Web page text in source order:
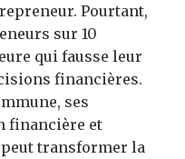
Pourtant,
sur 10
qui fausse leur
financières.
ses
financière et
transformer la